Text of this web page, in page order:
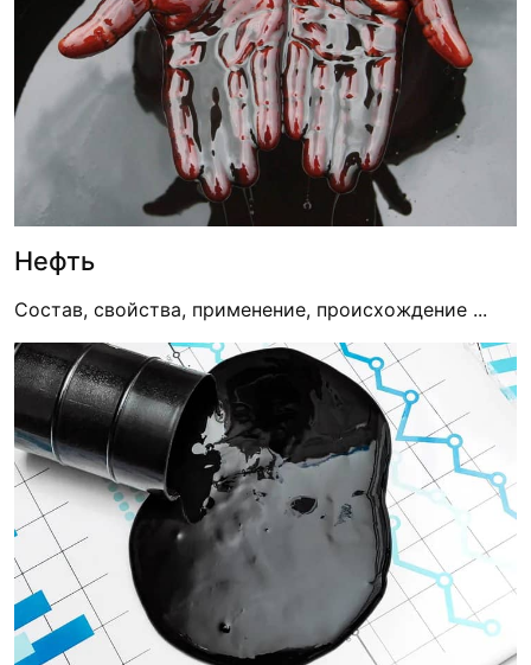
Нефть
Состав, свойства, применение, происхождение ...